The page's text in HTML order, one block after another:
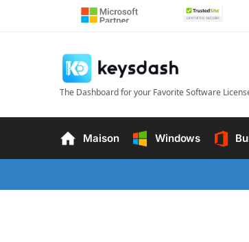
The Dashboard for your Favorite Software
Maison Windows